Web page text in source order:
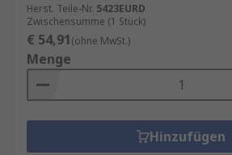
Herst. Teile-Nr. 5423EURD
Zwischensumme (1 Stück)
€ 54,91(ohne MwSt.)
Menge
Hinzufügen